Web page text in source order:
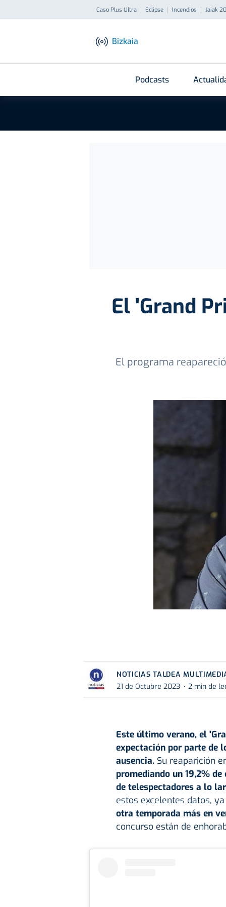
Caso Plus Ultra Eclipse Incendios Jaiak
Bizkaia
Podcasts
El 'Grand
El programa
NOTICIAS TALDEA
21 de Octubre 2023
2 min de
Este último verano, el
expectación por parte de
ausencia. Su reaparición
promediando un 19,2%
de telespectadores a lo
estos excelentes datos, ya
otra temporada más en
concurso están de